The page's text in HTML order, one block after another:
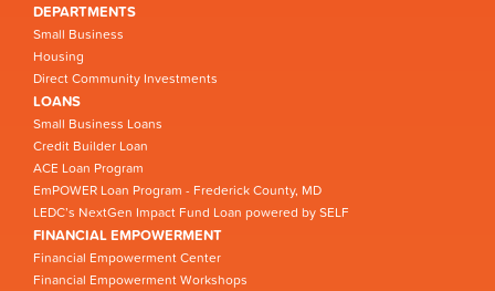
DEPARTMENTS
Small Business
Housing
Direct Community Investments
LOANS
Small Business Loans
Credit Builder Loan
ACE Loan Program
EmPOWER Loan Program - Frederick County, MD
LEDC’s NextGen Impact Fund Loan powered by SELF
FINANCIAL EMPOWERMENT
Financial Empowerment Center
Financial Empowerment Workshops